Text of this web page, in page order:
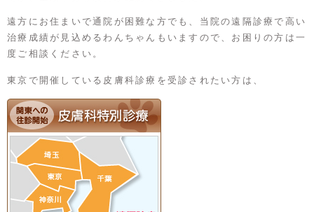
遠方にお住まいで通院が困難な方でも、当院の遠隔診療で高い
治療成績が見込めるわんちゃんもいますので、お困りの方は一
度ご相談ください。
東京で開催している皮膚科診療を受診されたい方は、